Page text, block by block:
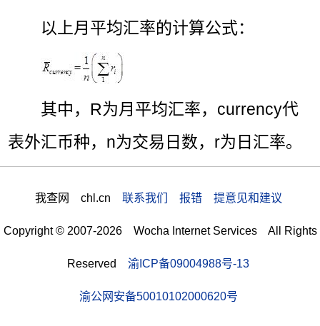
以上月平均汇率的计算公式：
其中，R为月平均汇率，currency代
表外汇币种，n为交易日数，r为日汇率。
我查网 chl.cn 联系我们 报错 提意见和建议
Copyright © 2007-2026 Wocha Internet Services All Rights
Reserved 渝ICP备09004988号-13
渝公网安备50010102000620号